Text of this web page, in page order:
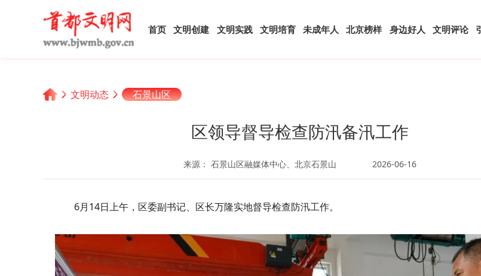
首页 文明创建 文明实践 文明培育 未成年人 北京榜样 身边好人 文明评论
文明动态 石景山区
区领导督导检查防汛备汛工作
来源： 石景山区融媒体中心、北京石景山 2026-06-16
6月14日上午，区委副书记、区长万隆实地督导检查防汛工作。